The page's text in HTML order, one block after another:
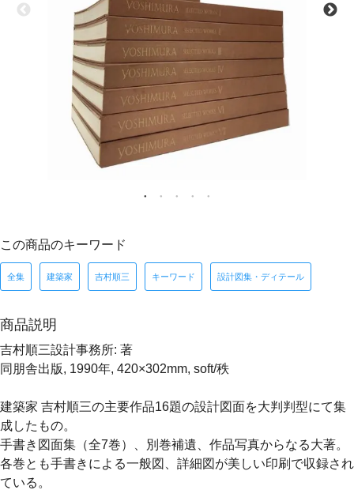
この商品のキーワード
全集 建築家 吉村順三 キーワード 設計図集・ディテール
商品説明
吉村順三設計事務所: 著
同朋舎出版, 1990年, 420×302mm, soft/秩
建築家 吉村順三の主要作品16題の設計図面を大判判型にて集
成したもの。
手書き図面集（全7巻）、別巻補遺、作品写真からなる大著。
各巻とも手書きによる一般図、詳細図が美しい印刷で収録され
ている。